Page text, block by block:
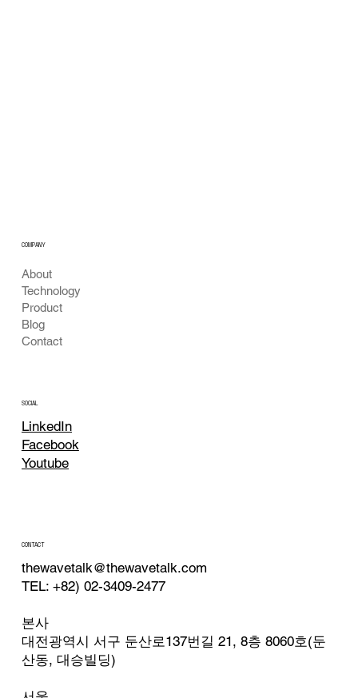
About
Technology
Product
Blog
Contact
COMPANY
SOCIAL
LinkedIn
Facebook
Youtube
CONTACT
thewavetalk@thewavetalk.com
TEL: +82) 02-3409-2477
본사
대전광역시 서구 둔산로137번길 21, 8층 8060호(둔
산동, 대승빌딩)